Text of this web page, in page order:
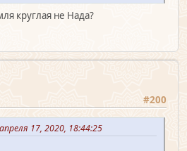
круглая не Нада?
#200
17, 2020, 18:44:25